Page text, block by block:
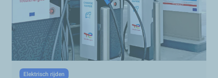
Elektrisch rijden